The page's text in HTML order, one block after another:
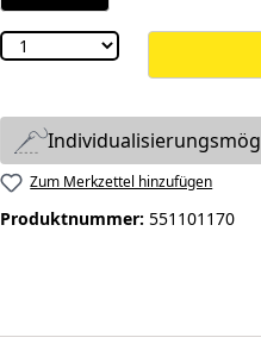
Zum Merkzettel hinzufügen
Produktnummer: 551101170